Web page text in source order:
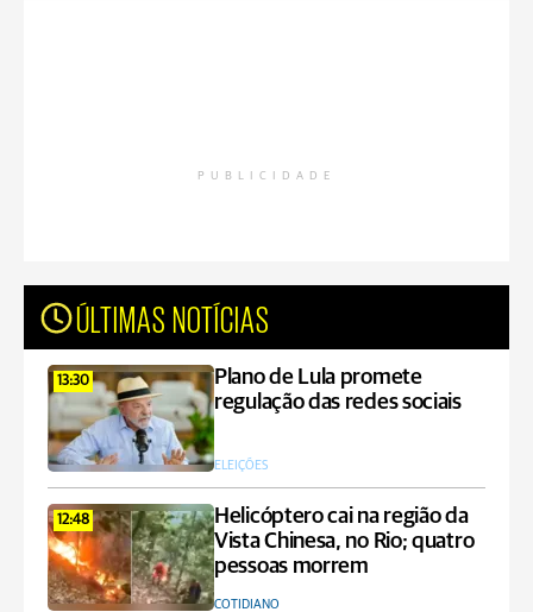
PUBLICIDADE
ÚLTIMAS NOTÍCIAS
13:30
Plano de Lula promete
regulação das redes sociais
ELEIÇÕES
12:48
Helicóptero cai na região da
Vista Chinesa, no Rio; quatro
pessoas morrem
COTIDIANO